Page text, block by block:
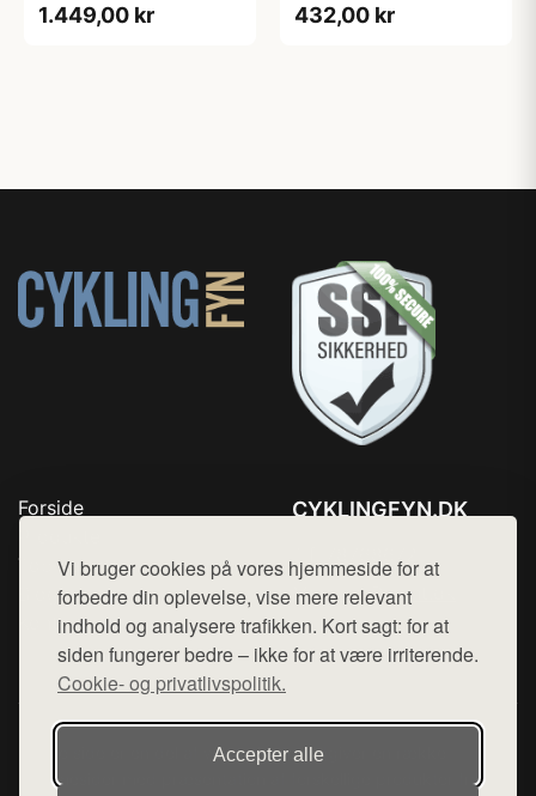
Vi bruger cookies på vores hjemmeside for at
forbedre din oplevelse, vise mere relevant
indhold og analysere trafikken. Kort sagt: for at
siden fungerer bedre – ikke for at være irriterende.
Cookie- og privatlivspolitik.
Accepter alle
1.449,00 kr
2XL
432,00 kr
Forside
Top Rabatter
Blog
Kontakt
CYKLINGFYN.DK
Mail: hej@want.dk
Cookie- og privatlivspolitik
Denne side er en del af want.dk, der udgiver en række
hjemmesider med præsentation af forskellige produkter fra